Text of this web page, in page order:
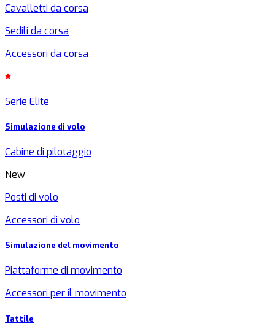
Cavalletti da corsa
Sedili da corsa
Accessori da corsa
Serie Elite
Simulazione di volo
Cabine di pilotaggio
New
Posti di volo
Accessori di volo
Simulazione del movimento
Piattaforme di movimento
Accessori per il movimento
Tattile